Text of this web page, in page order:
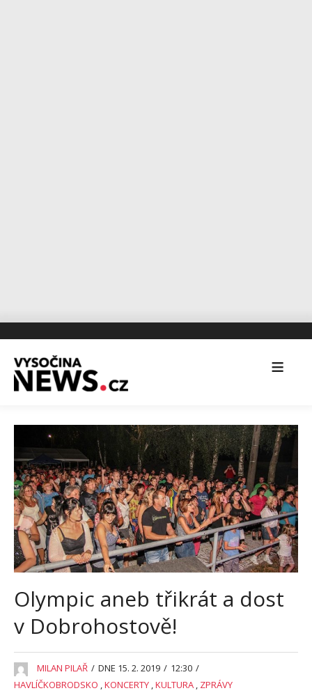
Olympic aneb třikrát a dost
v Dobrohostově!
MILAN PILAŘ / DNE 15. 2. 2019 / 12:30 /
HAVLÍČKOBRODSKO ,KONCERTY ,KULTURA , ZPRÁVY